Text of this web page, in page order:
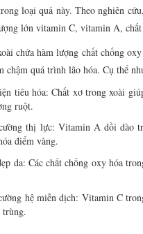
loại quả này. Theo nghiên
lớn vitamin C, vitamin A,
chứa hàm lượng chất chống
chậm quá trình lão hóa. Cụ thể
tiêu hóa: Chất xơ trong xoài
ruột.
thị lực: Vitamin A dồi dào
điểm vàng.
da: Các chất chống oxy hóa
hệ miễn dịch: Vitamin C
trùng.